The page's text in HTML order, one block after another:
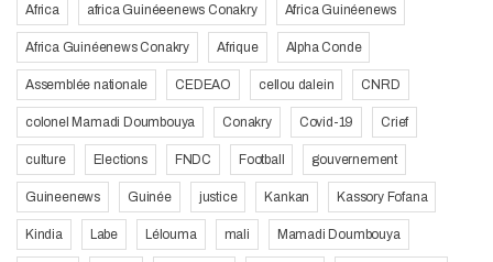
Africa africa Guinéeenews Conakry Africa Guinéenews
Africa Guinéenews Conakry Afrique Alpha Conde
Assemblée nationale CEDEAO cellou dalein CNRD
colonel Mamadi Doumbouya Conakry Covid-19 Crief
culture Elections FNDC Football gouvernement
Guineenews Guinée justice Kankan Kassory Fofana
Kindia Labe Lélouma mali Mamadi Doumbouya